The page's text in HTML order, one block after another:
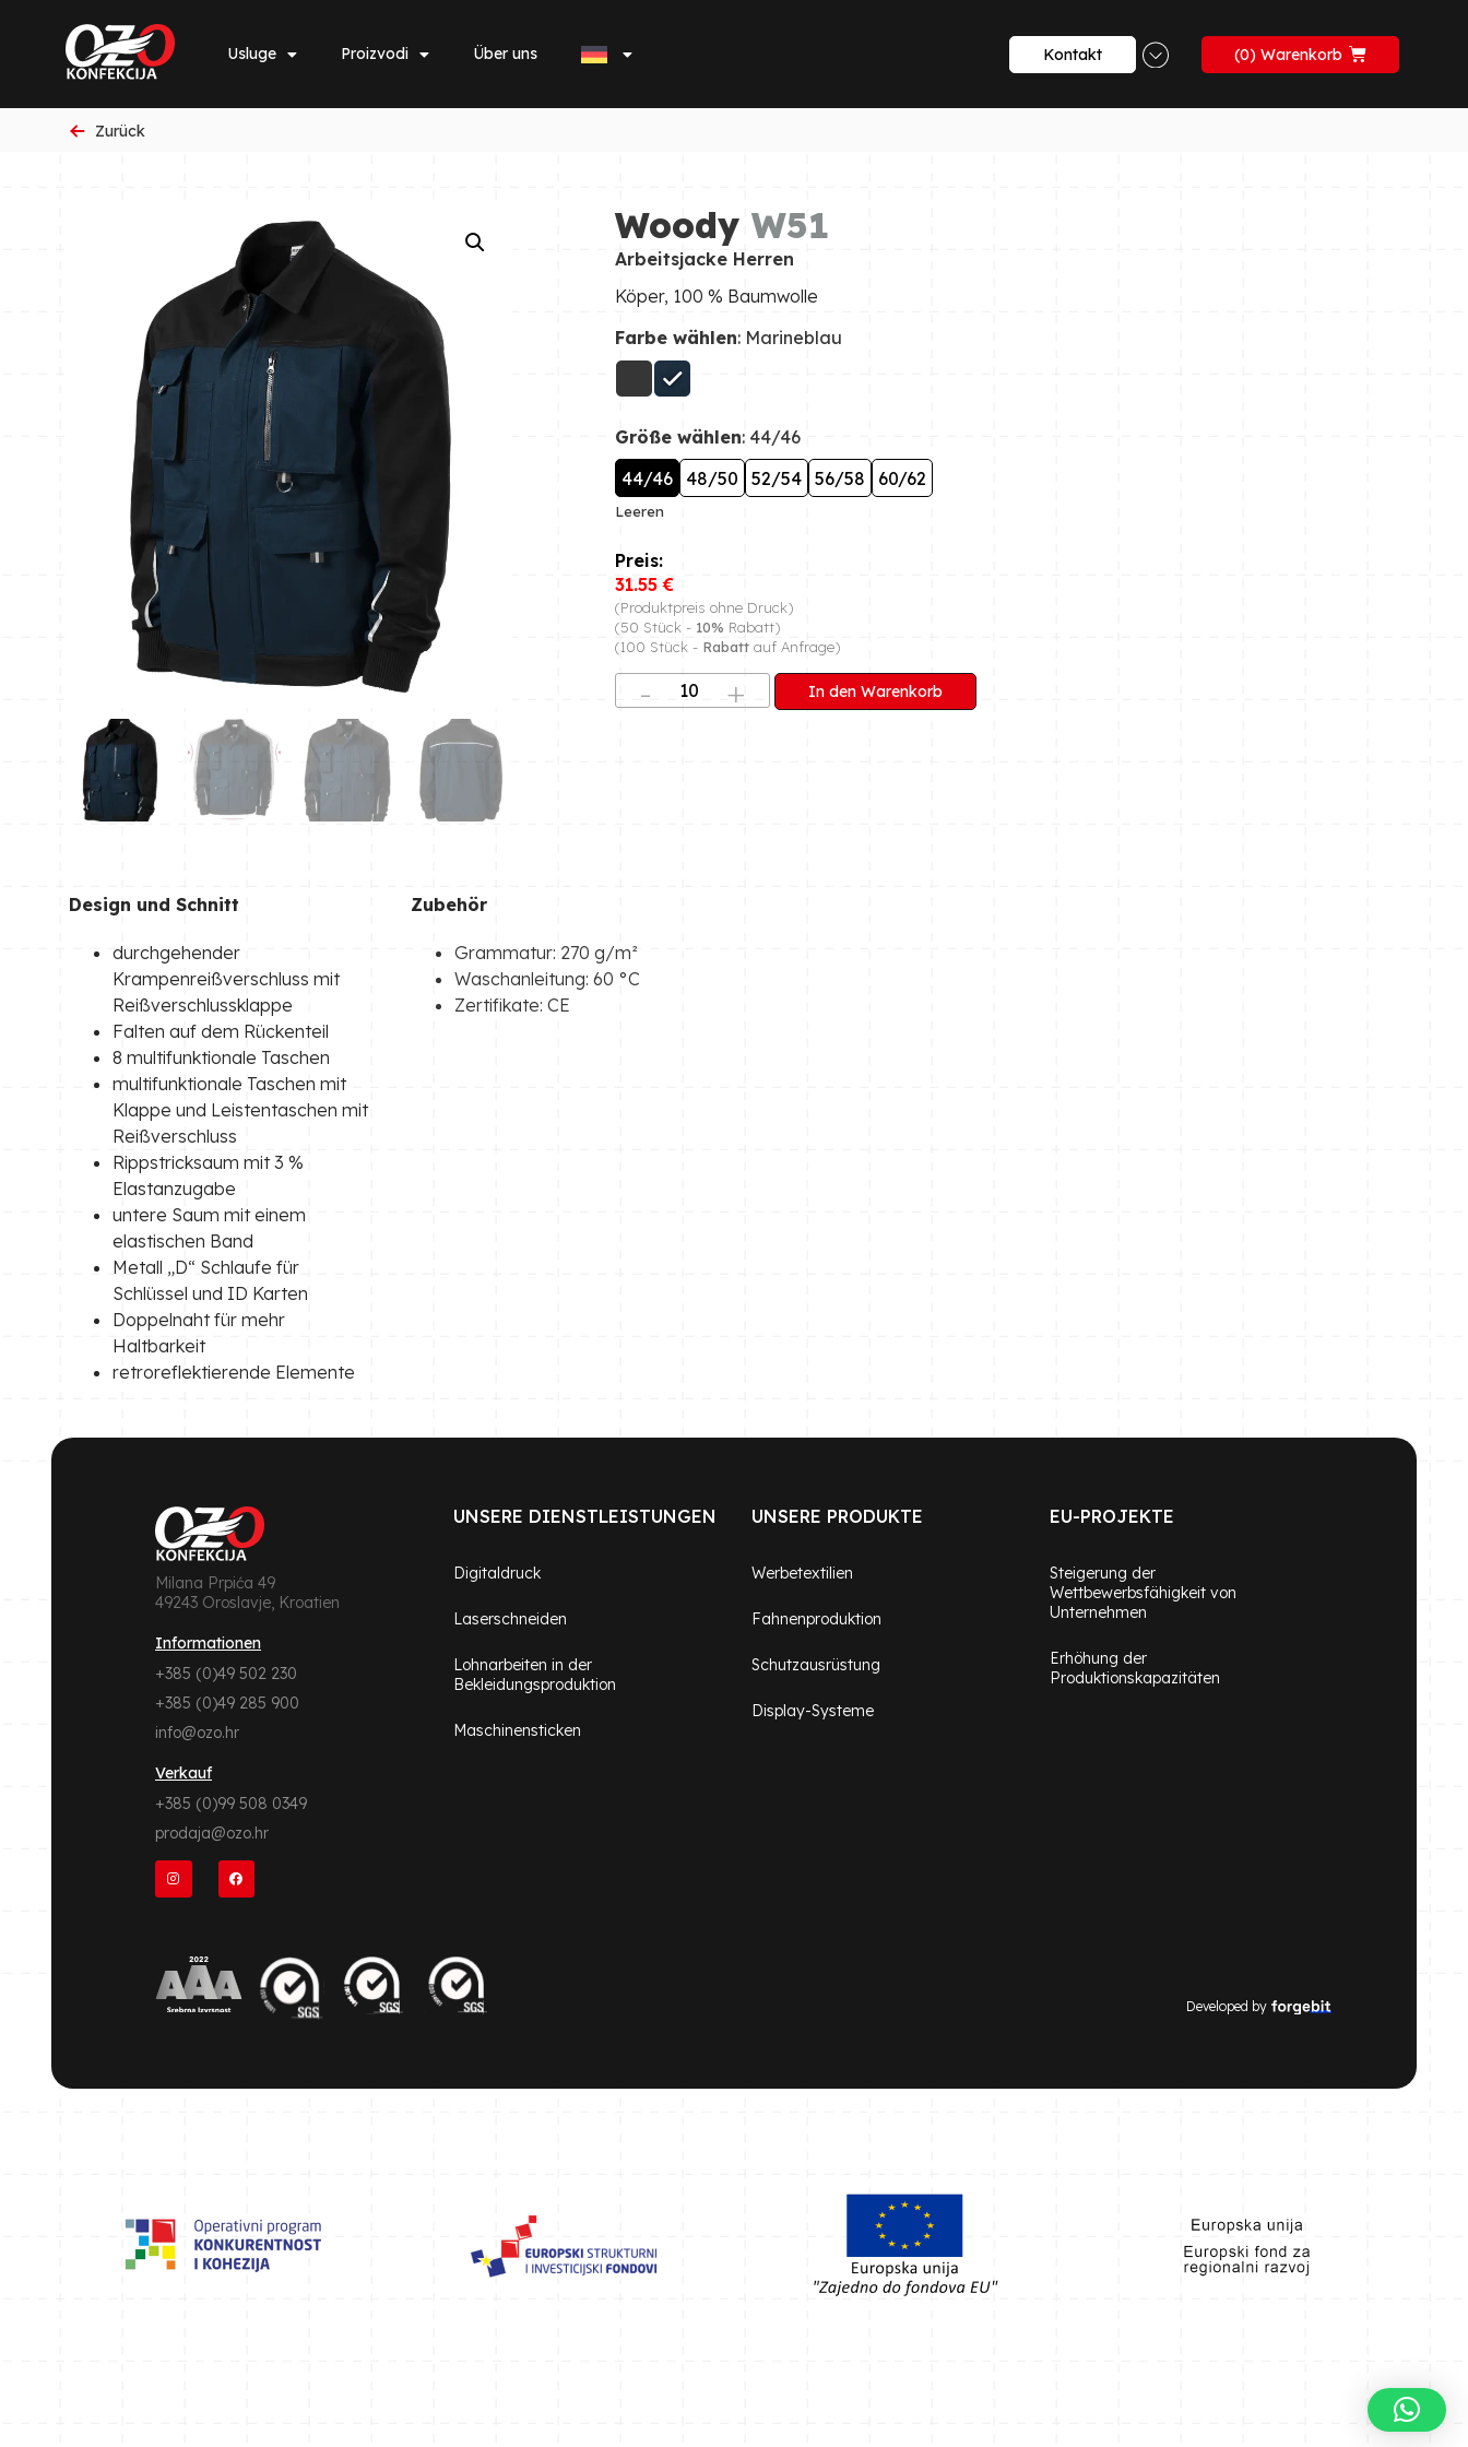
Usluge Proizvodi Über uns Kontakt 0
Zurück
Woody W51
Arbeitsjacke Herren
Köper, 100 % Baumwolle
Farbe wählen: Marineblau
Größe wählen: 44/46
44/46
48/50 52/54 56/58 60/62
Leeren
31.55€
(Produktpreis ohne Druck)
(50 Stück - 10% Rabatt)
(100 Stück - Rabatt auf Anfrage)
In den Warenkorb
Design und Schnitt
durchgehender
Krampenreißverschluss mit
Reißverschlussklappe
Falten auf dem Rückenteil
8 multifunktionale Taschen
multifunktionale Taschen mit
Klappe und Leistentaschen mit
Reißverschluss
Rippstricksaum mit 3 %
Elastanzugabe
untere Saum mit einem
elastischen Band
Metall „D“ Schlaufe für
Schlüssel und ID Karten
Doppelnaht für mehr
Haltbarkeit
retroreflektierende Elemente
Zubehör
Grammatur: 270 g/m²
Waschanleitung: 60 °C
Zertifikate: CE
Milana Prpića 49
49243 Oroslavje, Kroatien
Informationen
+385 (0)49 502 230
+385 (0)49 285 900
info@ozo.hr
Verkauf
+385 (0)99 508 0349
prodaja@ozo.hr
UNSERE DIENSTLEISTUNGEN
Digitaldruck
Laserschneiden
Lohnarbeiten in der
Bekleidungsproduktion
Maschinensticken
UNSERE PRODUKTE
Werbetextilien
Fahnenproduktion
Schutzausrüstung
Display-Systeme
EU-PROJEKTE
Steigerung der
Wettbewerbsfähigkeit von
Unternehmen
Erhöhung der
Produktionskapazitäten
Developed by